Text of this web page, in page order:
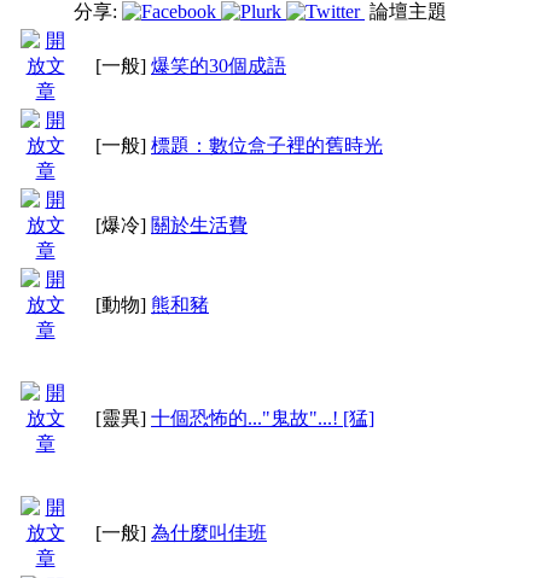
方發表過的複製來這發
５、被提報重複文若
後發之文，前文刪除
６、發表文章請勿只
則以上笑話，但同系
分享: 論壇主題
[一般] 爆笑的30個成語
[一般] 標題：數位盒子裡的舊時光
[爆冷] 關於生活費
[動物] 熊和豬
[靈異] 十個恐怖的..."鬼故"...! [猛]
[一般] 為什麼叫佳班